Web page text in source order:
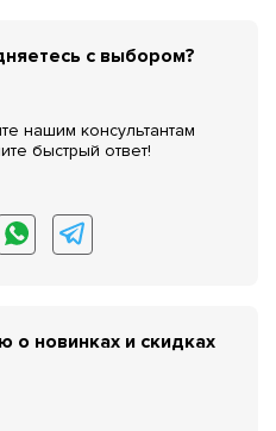
с выбором?
нашим консультантам
быстрый ответ!
о новинках и скидках